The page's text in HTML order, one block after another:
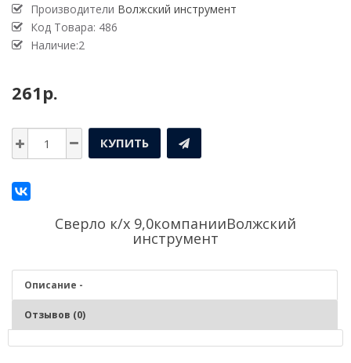
Производители Волжский инструмент
Код Товара: 486
Наличие:2
261р.
КУПИТЬ
Сверло к/х 9,0компанииВолжский
инструмент
Описание -
Отзывов (0)